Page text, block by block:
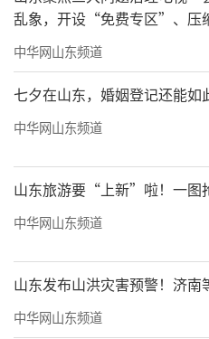
乱象，开设“免费专区”、压
例70%以上
中华网山东频道
七夕在山东，婚姻登记还能如
中华网山东频道
山东旅游要“上新”啦！一图
中华网山东频道
山东发布山洪灾害预警！济
中华网山东频道